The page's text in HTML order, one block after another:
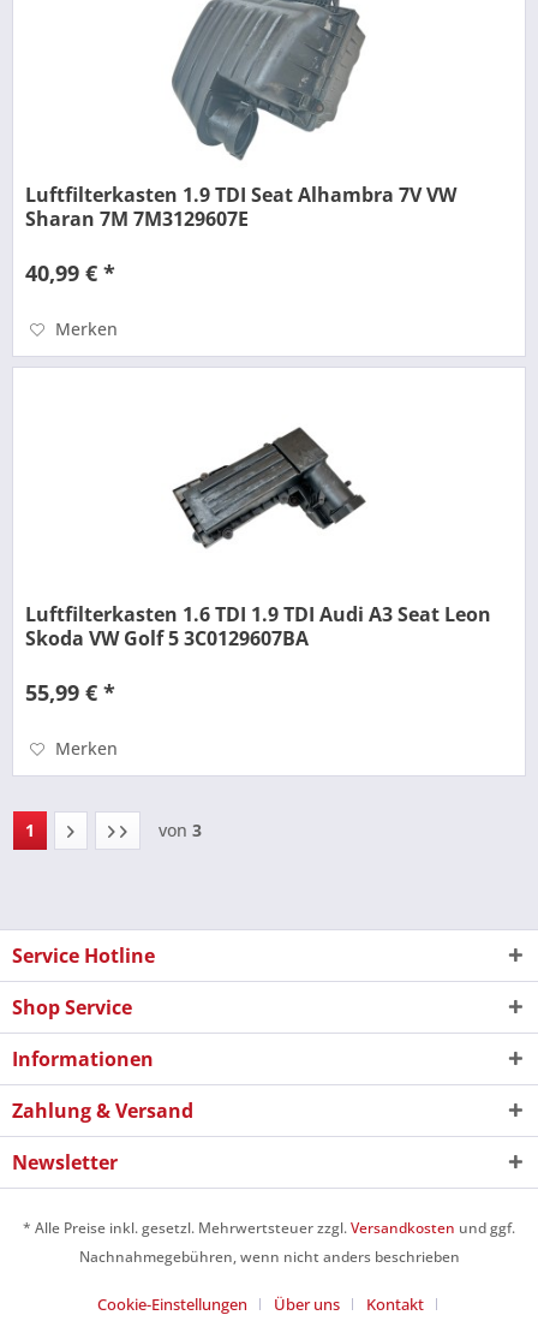
Luftfilterkasten 1.9 TDI Seat Alhambra 7V VW
Sharan 7M 7M3129607E
40,99 € *
Merken
Luftfilterkasten 1.6 TDI 1.9 TDI Audi A3 Seat Leon
Skoda VW Golf 5 3C0129607BA
55,99 € *
Merken
1 von 3
Service Hotline
Shop Service
Informationen
Zahlung & Versand
Newsletter
* Alle Preise inkl. gesetzl. Mehrwertsteuer zzgl.Versandkosten und ggf.
Nachnahmegebühren, wenn nicht anders beschrieben
Cookie-Einstellungen Über uns Kontakt